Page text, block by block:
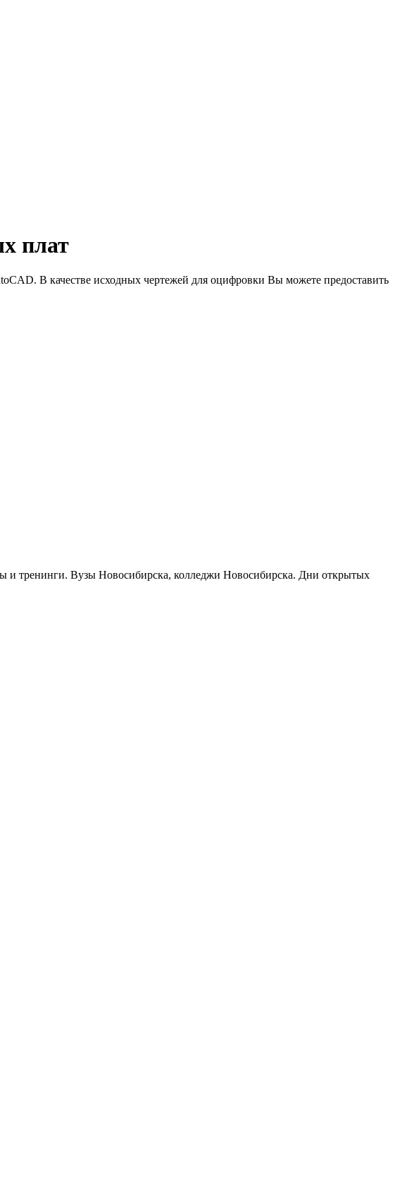
плат
В качестве исходных чертежей для оцифровки Вы можете предоставить
и тренинги. Вузы Новосибирска, колледжи Новосибирска. Дни открытых